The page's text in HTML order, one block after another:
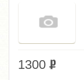
1300